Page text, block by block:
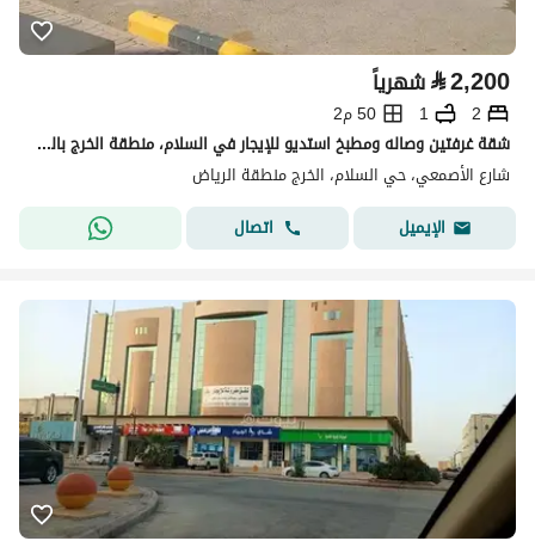
⃁2,200 شهرياً
2
1
50 م2
شقة غرفتين وصاله ومطبخ استديو للإيجار في السلام، منطقة الخرج بالرياض
شارع الأصمعي، حي السلام، الخرج منطقة الرياض
الإيميل
اتصال